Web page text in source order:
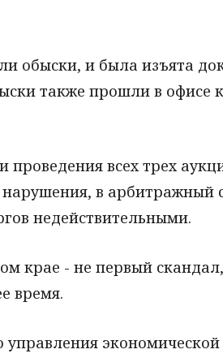
обыски, и была изъята
также прошли в офисе
проведения всех трех
в арбитражный
недействительными.
крае - не первый
время.
экономической